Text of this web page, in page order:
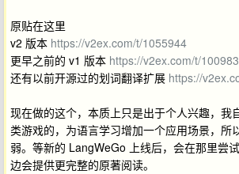
原贴在这里
v2 版本 https://v2ex.com/t/1055944
更早之前的 v1 版本 https://v2ex.com/t/
还有以前开源过的划词翻译扩展 https://
现在做的这个，本质上只是出于个人兴趣，我
类游戏的，为语言学习增加一个应用场景，所
弱。等新的 LangWeGo 上线后，会在那里尝
边会提供更完整的原著阅读。